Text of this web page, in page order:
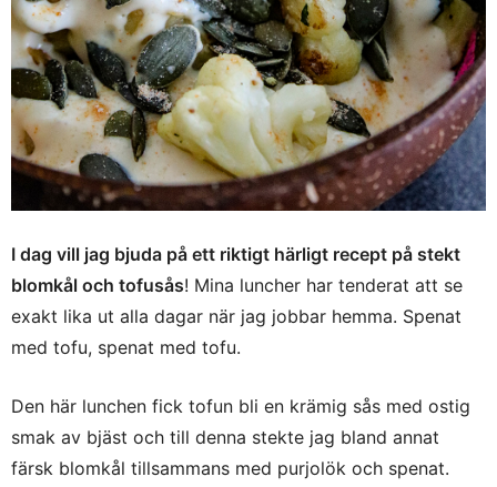
I dag vill jag bjuda på ett riktigt härligt recept på stekt
blomkål och tofusås! Mina luncher har tenderat att se
exakt lika ut alla dagar när jag jobbar hemma. Spenat
med tofu, spenat med tofu.
Den här lunchen fick tofun bli en krämig sås med ostig
smak av bjäst och till denna stekte jag bland annat
färsk blomkål tillsammans med purjolök och spenat.